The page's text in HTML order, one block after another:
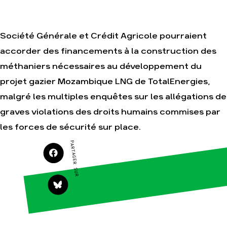
terrain
Agir au quotidien
Soutenir les
campagnes
Transmettre tout
ou partie de son
patrimoine
Télécharger
gratuitement les
guides éco-
citoyens
thématiques
Climat – Énergie
Surproduction
Agriculture
Forêts
Société Générale et Crédit Agricole pourraient
accorder des financements à la construction des
méthaniers nécessaires au développement du
projet gazier Mozambique LNG de TotalEnergies,
malgré les multiples enquêtes sur les allégations de
graves violations des droits humains commises par
les forces de sécurité sur place.
PARTAGER SUR